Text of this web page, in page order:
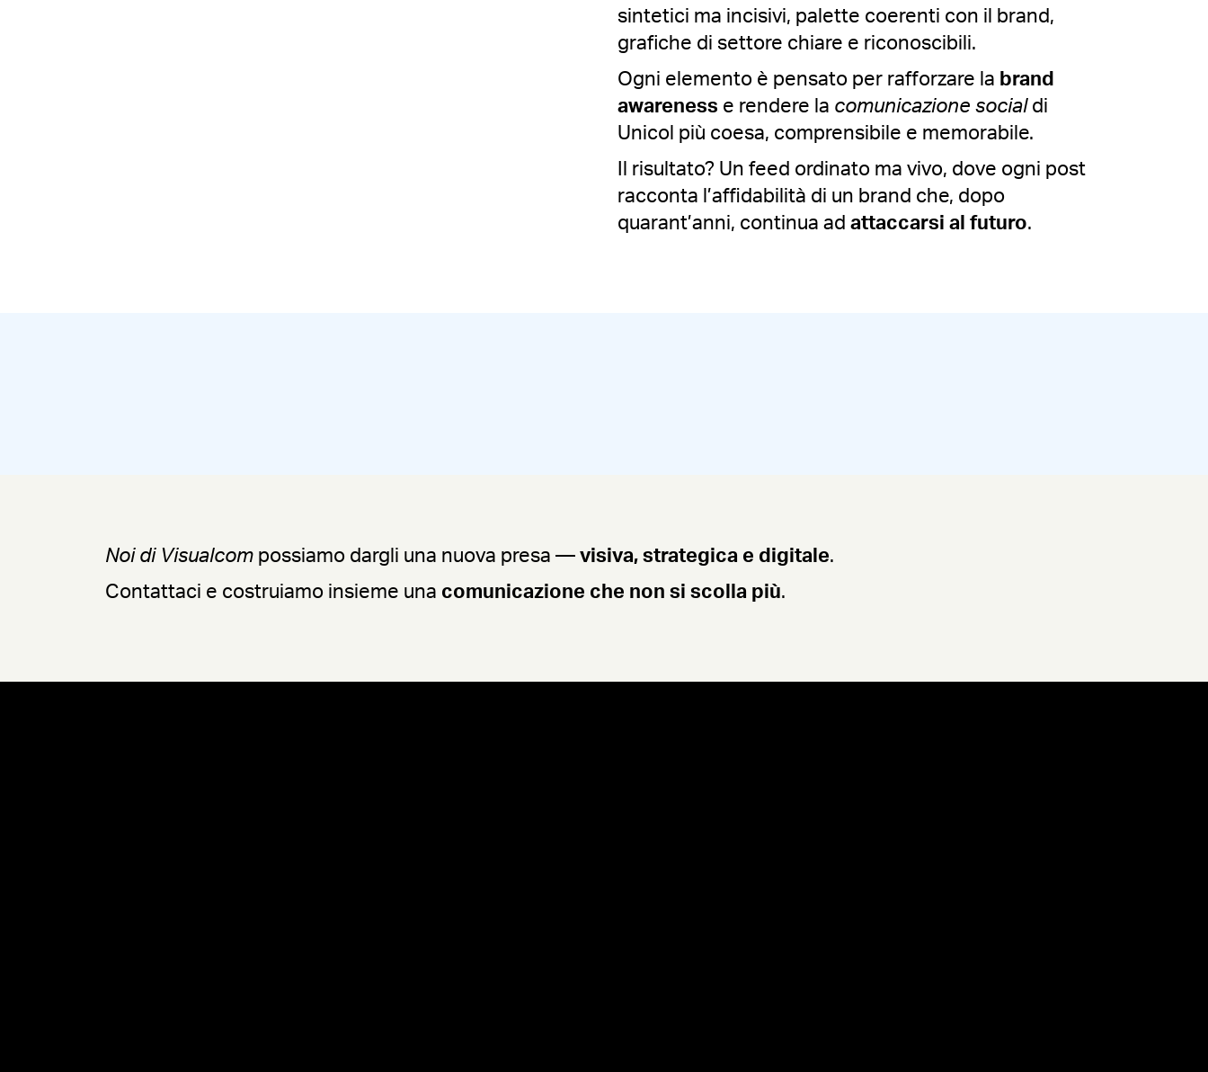
sintetici ma incisivi, palette coerenti con il brand,
grafiche di settore chiare e riconoscibili.
Ogni elemento è pensato per rafforzare la brand
awareness e rendere la comunicazione socialdi
Unicol più coesa, comprensibile e memorabile.
Il risultato? Un feed ordinato ma vivo, dove ogni post
racconta l’affidabilità di un brand che, dopo
quarant’anni, continua ad attaccarsi al futuro.
Noi di Visualcom possiamo dargli una nuova presa — visiva, strategica e digitale.
Contattaci e costruiamo insieme una comunicazione che non si scolla più.